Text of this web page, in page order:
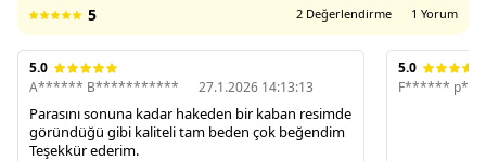
5 2 Değerlendirme 1 Yorum
5.0
A****** B***********
27.1.2026 14:13:13
Parasını sonuna kadar hakeden bir kaban resimde
göründüğü gibi kaliteli tam beden çok beğendim
Teşekkür ederim.
5.0
F******